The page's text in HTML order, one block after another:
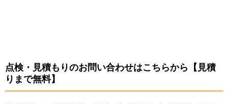
点検・見積もりのお問い合わせはこちらから【見積
りまで無料】